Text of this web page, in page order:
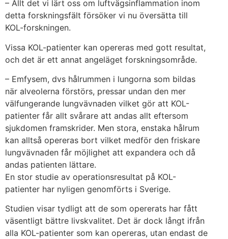
– Allt det vi lärt oss om luftvägsinflammation inom
detta forskningsfält försöker vi nu översätta till
KOL-forskningen.
Vissa KOL-patienter kan opereras med gott resultat,
och det är ett annat angeläget forskningsområde.
– Emfysem, dvs hålrummen i lungorna som bildas
när alveolerna förstörs, pressar undan den mer
välfungerande lungvävnaden vilket gör att KOL-
patienter får allt svårare att andas allt eftersom
sjukdomen framskrider. Men stora, enstaka hålrum
kan alltså opereras bort vilket medför den friskare
lungvävnaden får möjlighet att expandera och då
andas patienten lättare.
En stor studie av operationsresultat på KOL-
patienter har nyligen genomförts i Sverige.
Studien visar tydligt att de som opererats har fått
väsentligt bättre livskvalitet. Det är dock långt ifrån
alla KOL-patienter som kan opereras, utan endast de